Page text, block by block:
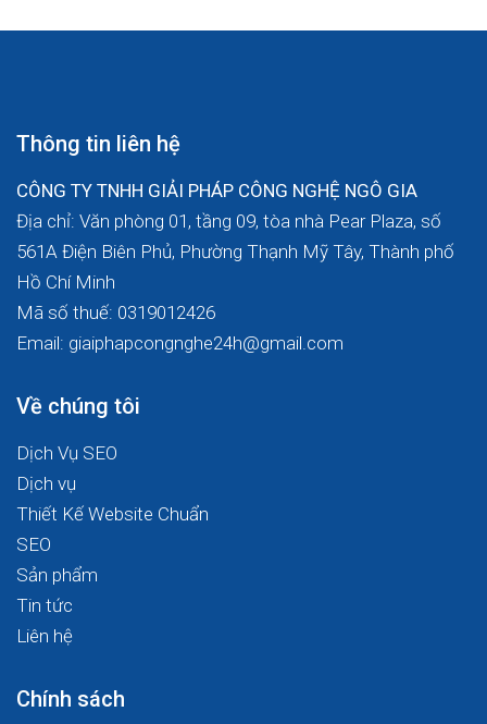
Thông tin liên hệ
CÔNG TY TNHH GIẢI PHÁP CÔNG NGHỆ NGÔ GIA
Địa chỉ: Văn phòng 01, tầng 09, tòa nhà Pear Plaza, số
561A Điện Biên Phủ, Phường Thạnh Mỹ Tây, Thành phố
Hồ Chí Minh
Mã số thuế: 0319012426
Email: giaiphapcongnghe24h@gmail.com
Về chúng tôi
Dịch Vụ SEO
Dịch vụ
Thiết Kế Website Chuẩn
SEO
Sản phẩm
Tin tức
Liên hệ
Chính sách